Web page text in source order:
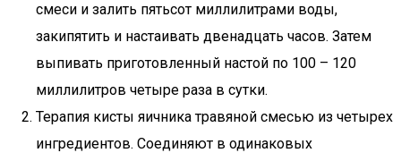
смеси и залить пятьсот миллилитрами воды,
закипятить и настаивать двенадцать часов. Затем
выпивать приготовленный настой по 100 – 120
миллилитров четыре раза в сутки.
Терапия кисты яичника травяной смесью из четырех
ингредиентов. Соединяют в одинаковых